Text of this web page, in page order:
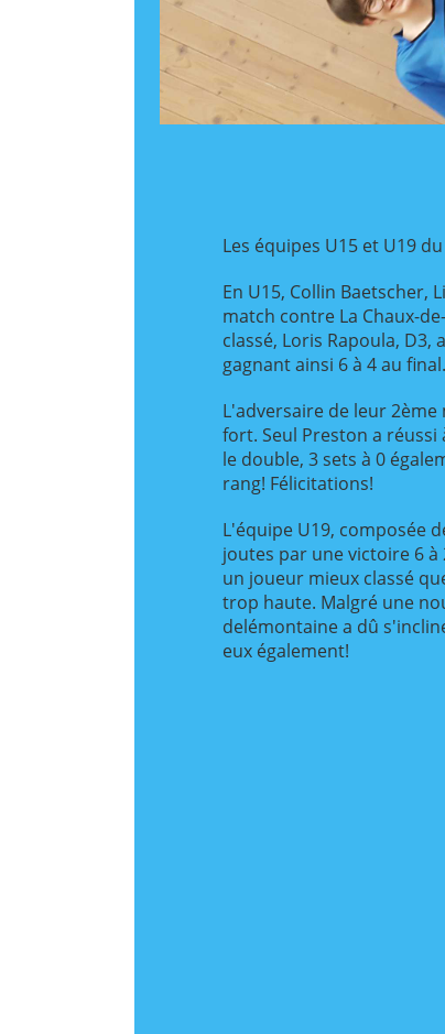
Les équipes U15 et U19
En U15, Collin Baetscher,
match contre La Chaux-
classé, Loris Rapoula,
gagnant ainsi 6 à 4 au final.
L'adversaire de leur
fort. Seul Preston a
le double, 3 sets à 0
rang! Félicitations!
L'équipe U19, composée
joutes par une victoire 6
un joueur mieux classé
trop haute. Malgré une
delémontaine a dû
eux également!